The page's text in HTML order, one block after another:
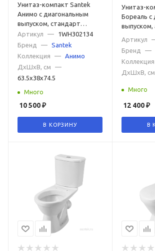
Унитаз-компакт Santek
Анимо с диагональным
выпуском, стандарт
1WH302134
Артикул —
1WH302134
Бренд
— Santek
Коллекция
—
Анимо
ДxШxВ, см
—
63.5x38x74.5
Много
10 500₽
В КОРЗИНУ
Унитаз-
Бореаль с
выпуском,
Артикул
Бренд
—
Коллекция
ДxШxВ, см
Много
12 400₽
В